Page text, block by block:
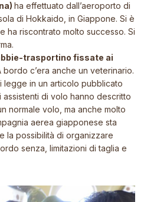
ha effettuato dall’aeroporto di
di Hokkaido, in Giappone. Si è
ha riscontrato molto successo. Si
trasportino fissate ai
bordo c’era anche un veterinario.
legge in un articolo pubblicato
assistenti di volo hanno descritto
normale volo, ma anche molto
aerea giapponese sta
la possibilità di organizzare
senza, limitazioni di taglia e